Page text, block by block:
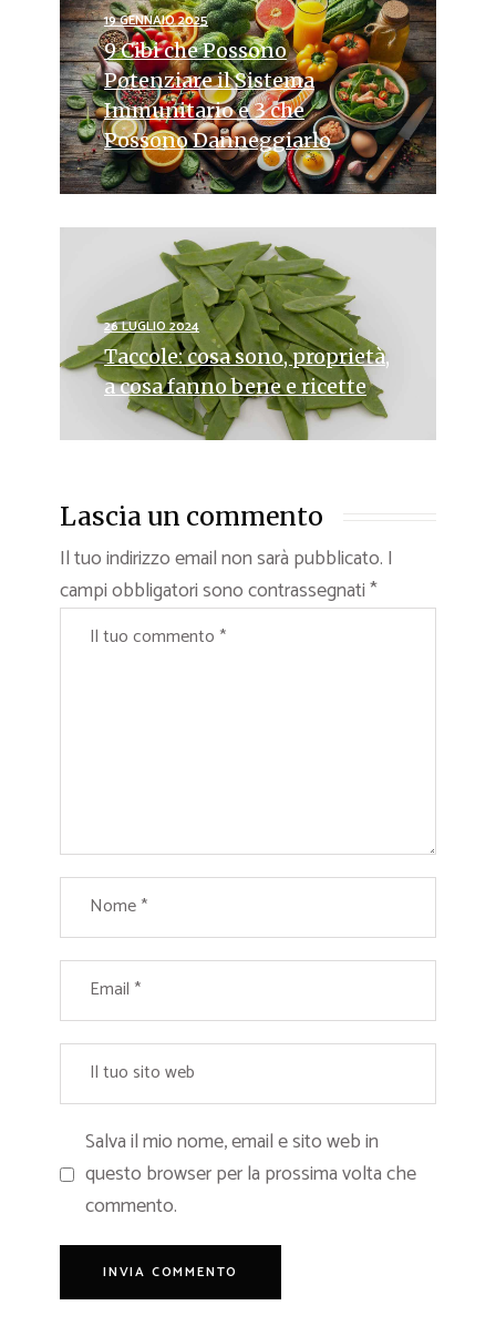
19 GENNAIO 2025
9 Cibi che Possono
Potenziare il Sistema
Immunitario e 3 che
Possono Danneggiarlo
26 LUGLIO 2024
Taccole: cosa sono, proprietà,
a cosa fanno bene e ricette
Lascia un commento
Il tuo indirizzo email non sarà pubblicato. I
campi obbligatori sono contrassegnati*
Salva il mio nome, email e sito web in
questo browser per la prossima volta che
commento.